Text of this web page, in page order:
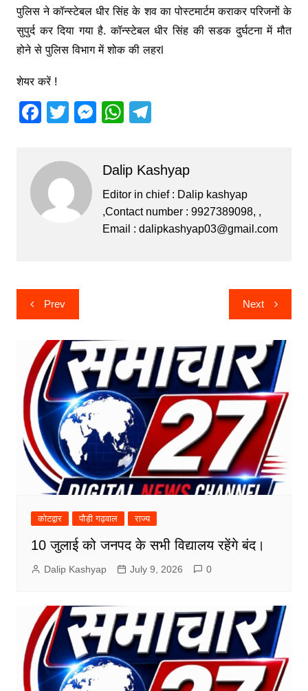
पुलिस ने कॉन्स्टेबल धीर सिंह के शव का पोस्टमार्टम कराकर परिजनों के
सुपुर्द कर दिया गया है. कॉन्स्टेबल धीर सिंह की सडक दुर्घटना में मौत
होने से पुलिस विभाग में शोक की लहरl
शेयर करें !
F
c
e
b
o
T
itt
er
M
s
e
n
W
s
A
p
T
gr
a
m
Dalip Kashyap
Editor in chief : Dalip kashyap
,Contact number : 9927389098, ,
Email : dalipkashyap03@gmail.com
Post
navigation
Prev Next
कोटद्वार पौड़ी गढ़वाल राज्य
10 जुलाई को जनपद के सभी विद्यालय रहेंगे बंद।
Dalip Kashyap July 9, 2026 0